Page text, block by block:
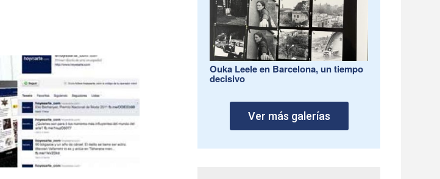
Ouka Leele en Barcelona, un tiempo
decisivo
Ver más galerías